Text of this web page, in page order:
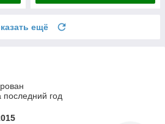
ещё
год